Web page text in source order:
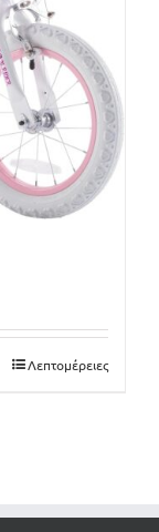
Λεπτομέρειες